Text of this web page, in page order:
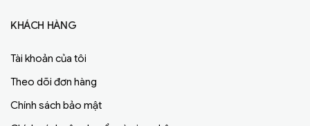
KHÁCH HÀNG
Tài khoản của tôi
Theo dõi đơn hàng
Chính sách bảo mật